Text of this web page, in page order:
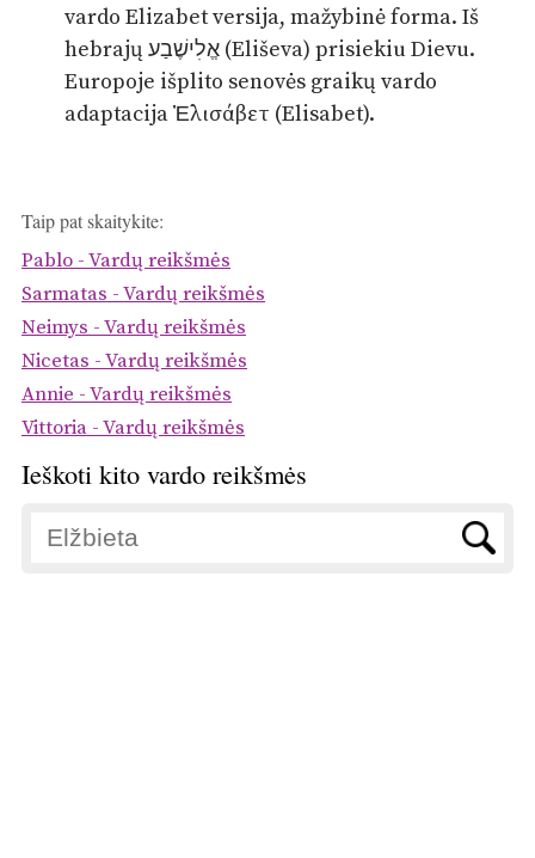
vardo Elizabet versija, mažybinė forma. Iš
hebrajų אֱלִישֶׁבַע (Eliševa) prisiekiu Dievu.
Europoje išplito senovės graikų vardo
adaptacija Ἐλισάβετ (Elisabet).
Taip pat skaitykite:
Pablo - Vardų reikšmės
Sarmatas - Vardų reikšmės
Neimys - Vardų reikšmės
Nicetas - Vardų reikšmės
Annie - Vardų reikšmės
Vittoria - Vardų reikšmės
Ieškoti kito vardo reikšmės